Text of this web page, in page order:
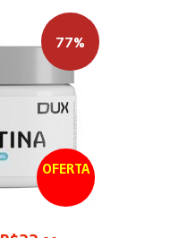
OFERTA
77%